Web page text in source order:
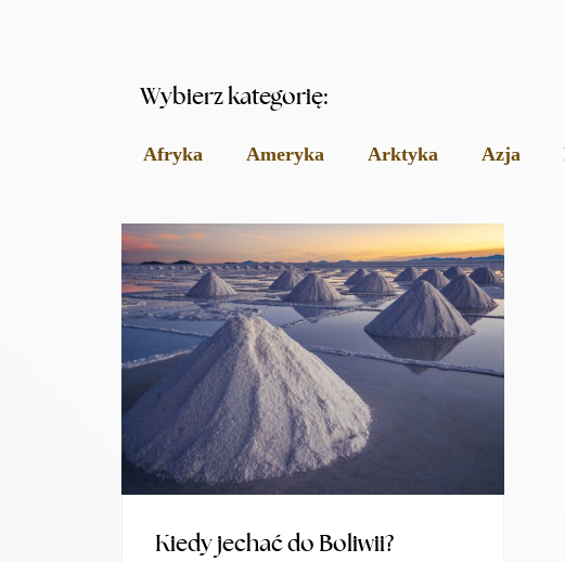
Wybierz kategorię:
Afryka Ameryka Arktyka Azja
Kiedy jechać do Boliwii?